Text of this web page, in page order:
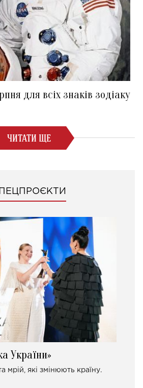
для всіх знаків зодіаку
ЧИТАТИ ЩЕ
України»
та мрій, які змінюють країну.